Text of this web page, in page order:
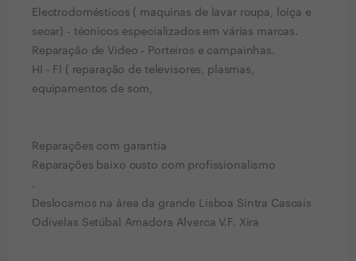
Electrodomésticos ( maquinas de lavar roupa, loiça e
secar) - técnicos especializados em várias marcas.
Reparação de Video - Porteiros e campainhas.
HI - FI ( reparação de televisores, plasmas,
equipamentos de som,
Reparações com garantia
Reparações baixo custo com profissionalismo
.
Deslocamos na área da grande Lisboa Sintra Cascais
Odivelas Setúbal Amadora Alverca V.F. Xira